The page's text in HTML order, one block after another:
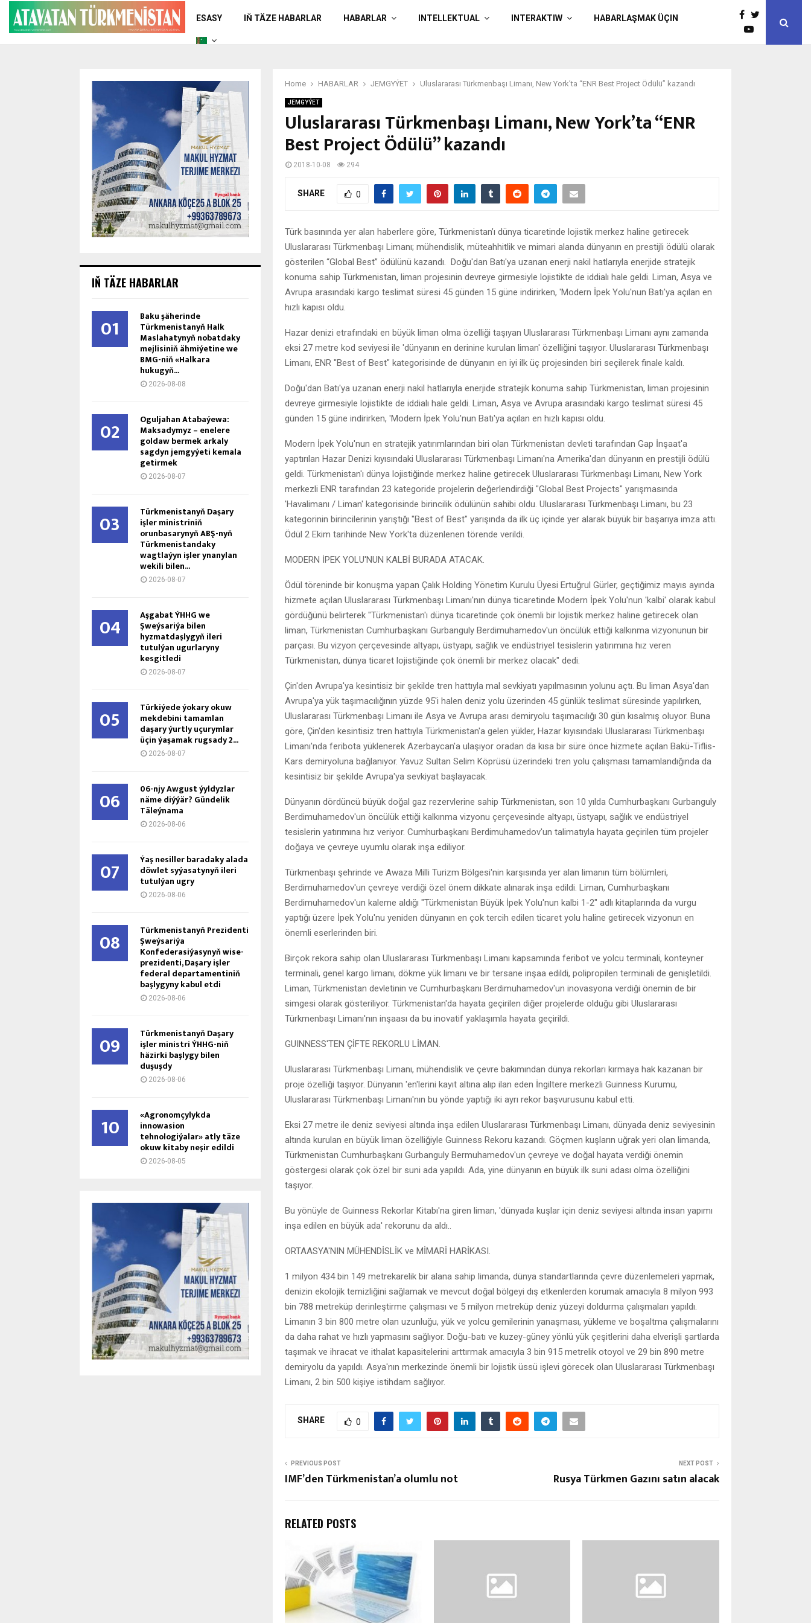
ESASY IŇ TÄZE HABARLAR HABARLAR INTELLEKTUAL INTERAKTIW HABARLAŞMAK ÜÇIN
Home HABARLAR JEMGYÝET Uluslararası Türkmenbaşı Limanı, New York’ta “ENR Best Project Ödülü” kazandı
JEMGYÝET
Uluslararası Türkmenbaşı Limanı, New York’ta “ENR
Best Project Ödülü” kazandı
2018-10-08 294
SHARE 0
Türk basınında yer alan haberlere göre, Türkmenistan’ı dünya ticaretinde lojistik merkez haline getirecek
Uluslararası Türkmenbaşı Limanı; mühendislik, müteahhitlik ve mimari alanda dünyanın en prestijli ödülü olarak
gösterilen “Global Best” ödülünü kazandı. Doğu'dan Batı'ya uzanan enerji nakil hatlarıyla enerjide stratejik
konuma sahip Türkmenistan, liman projesinin devreye girmesiyle lojistikte de iddialı hale geldi. Liman, Asya ve
Avrupa arasındaki kargo teslimat süresi 45 günden 15 güne indirirken, 'Modern İpek Yolu'nun Batı'ya açılan en
hızlı kapısı oldu.
Hazar denizi etrafındaki en büyük liman olma özelliği taşıyan Uluslararası Türkmenbaşı Limanı aynı zamanda
eksi 27 metre kod seviyesi ile 'dünyanın en derinine kurulan liman' özelliğini taşıyor. Uluslararası Türkmenbaşı
Limanı, ENR "Best of Best" kategorisinde de dünyanın en iyi ilk üç projesinden biri seçilerek finale kaldı.
Doğu'dan Batı'ya uzanan enerji nakil hatlarıyla enerjide stratejik konuma sahip Türkmenistan, liman projesinin
devreye girmesiyle lojistikte de iddialı hale geldi. Liman, Asya ve Avrupa arasındaki kargo teslimat süresi 45
günden 15 güne indirirken, 'Modern İpek Yolu'nun Batı'ya açılan en hızlı kapısı oldu.
Modern İpek Yolu'nun en stratejik yatırımlarından biri olan Türkmenistan devleti tarafından Gap İnşaat'a
yaptırılan Hazar Denizi kıyısındaki Uluslararası Türkmenbaşı Limanı'na Amerika'dan dünyanın en prestijli ödülü
geldi. Türkmenistan'ı dünya lojistiğinde merkez haline getirecek Uluslararası Türkmenbaşı Limanı, New York
merkezli ENR tarafından 23 kategoride projelerin değerlendirdiği "Global Best Projects" yarışmasında
'Havalimanı / Liman' kategorisinde birincilik ödülünün sahibi oldu. Uluslararası Türkmenbaşı Limanı, bu 23
kategorinin birincilerinin yarıştığı "Best of Best" yarışında da ilk üç içinde yer alarak büyük bir başarıya imza attı.
Ödül 2 Ekim tarihinde New York'ta düzenlenen törende verildi.
MODERN İPEK YOLU'NUN KALBİ BURADA ATACAK.
Ödül töreninde bir konuşma yapan Çalık Holding Yönetim Kurulu Üyesi Ertuğrul Gürler, geçtiğimiz mayıs ayında
hizmete açılan Uluslararası Türkmenbaşı Limanı'nın dünya ticaretinde Modern İpek Yolu'nun 'kalbi' olarak kabul
gördüğünü belirterek "Türkmenistan'ı dünya ticaretinde çok önemli bir lojistik merkez haline getirecek olan
liman, Türkmenistan Cumhurbaşkanı Gurbanguly Berdimuhamedov'un öncülük ettiği kalkınma vizyonunun bir
parçası. Bu vizyon çerçevesinde altyapı, üstyapı, sağlık ve endüstriyel tesislerin yatırımına hız veren
Türkmenistan, dünya ticaret lojistiğinde çok önemli bir merkez olacak" dedi.
Çin'den Avrupa'ya kesintisiz bir şekilde tren hattıyla mal sevkiyatı yapılmasının yolunu açtı. Bu liman Asya'dan
Avrupa'ya yük taşımacılığının yüzde 95'i halen deniz yolu üzerinden 45 günlük teslimat süresinde yapılırken,
Uluslararası Türkmenbaşı Limanı ile Asya ve Avrupa arası demiryolu taşımacılığı 30 gün kısalmış oluyor. Buna
göre, Çin'den kesintisiz tren hattıyla Türkmenistan'a gelen yükler, Hazar kıyısındaki Uluslararası Türkmenbaşı
Limanı'nda feribota yüklenerek Azerbaycan'a ulaşıyor oradan da kısa bir süre önce hizmete açılan Bakü-Tiflis-
Kars demiryoluna bağlanıyor. Yavuz Sultan Selim Köprüsü üzerindeki tren yolu çalışması tamamlandığında da
kesintisiz bir şekilde Avrupa'ya sevkiyat başlayacak.
Dünyanın dördüncü büyük doğal gaz rezervlerine sahip Türkmenistan, son 10 yılda Cumhurbaşkanı Gurbanguly
Berdimuhamedov'un öncülük ettiği kalkınma vizyonu çerçevesinde altyapı, üstyapı, sağlık ve endüstriyel
tesislerin yatırımına hız veriyor. Cumhurbaşkanı Berdimuhamedov'un talimatıyla hayata geçirilen tüm projeler
doğaya ve çevreye uyumlu olarak inşa ediliyor.
Türkmenbaşı şehrinde ve Awaza Milli Turizm Bölgesi'nin karşısında yer alan limanın tüm bölümleri,
Berdimuhamedov'un çevreye verdiği özel önem dikkate alınarak inşa edildi. Liman, Cumhurbaşkanı
Berdimuhamedov'un kaleme aldığı "Türkmenistan Büyük İpek Yolu'nun kalbi 1-2" adlı kitaplarında da vurgu
yaptığı üzere İpek Yolu'nu yeniden dünyanın en çok tercih edilen ticaret yolu haline getirecek vizyonun en
önemli eserlerinden biri.
Birçok rekora sahip olan Uluslararası Türkmenbaşı Limanı kapsamında feribot ve yolcu terminali, konteyner
terminali, genel kargo limanı, dökme yük limanı ve bir tersane inşaa edildi, polipropilen terminali de genişletildi.
Liman, Türkmenistan devletinin ve Cumhurbaşkanı Berdimuhamedov'un inovasyona verdiği önemin de bir
simgesi olarak gösteriliyor. Türkmenistan'da hayata geçirilen diğer projelerde olduğu gibi Uluslararası
Türkmenbaşı Limanı'nın inşaası da bu inovatif yaklaşımla hayata geçirildi.
GUINNESS'TEN ÇİFTE REKORLU LİMAN.
Uluslararası Türkmenbaşı Limanı, mühendislik ve çevre bakımından dünya rekorları kırmaya hak kazanan bir
proje özelliği taşıyor. Dünyanın 'en'lerini kayıt altına alıp ilan eden İngiltere merkezli Guinness Kurumu,
Uluslararası Türkmenbaşı Limanı'nın bu yönde yaptığı iki ayrı rekor başvurusunu kabul etti.
Eksi 27 metre ile deniz seviyesi altında inşa edilen Uluslararası Türkmenbaşı Limanı, dünyada deniz seviyesinin
altında kurulan en büyük liman özelliğiyle Guinness Rekoru kazandı. Göçmen kuşların uğrak yeri olan limanda,
Türkmenistan Cumhurbaşkanı Gurbanguly Bermuhamedov'un çevreye ve doğal hayata verdiği önemin
göstergesi olarak çok özel bir suni ada yapıldı. Ada, yine dünyanın en büyük ilk suni adası olma özelliğini
taşıyor.
Bu yönüyle de Guinness Rekorlar Kitabı'na giren liman, 'dünyada kuşlar için deniz seviyesi altında insan yapımı
inşa edilen en büyük ada' rekorunu da aldı..
ORTAASYA'NIN MÜHENDİSLİK ve MİMARİ HARİKASI.
1 milyon 434 bin 149 metrekarelik bir alana sahip limanda, dünya standartlarında çevre düzenlemeleri yapmak,
denizin ekolojik temizliğini sağlamak ve mevcut doğal bölgeyi dış etkenlerden korumak amacıyla 8 milyon 993
bin 788 metreküp derinleştirme çalışması ve 5 milyon metreküp deniz yüzeyi doldurma çalışmaları yapıldı.
Limanın 3 bin 800 metre olan uzunluğu, yük ve yolcu gemilerinin yanaşması, yükleme ve boşaltma çalışmalarını
da daha rahat ve hızlı yapmasını sağlıyor. Doğu-batı ve kuzey-güney yönlü yük çeşitlerini daha elverişli şartlarda
taşımak ve ihracat ve ithalat kapasitelerini arttırmak amacıyla 3 bin 915 metrelik otoyol ve 29 bin 890 metre
demiryolu da yapıldı. Asya'nın merkezinde önemli bir lojistik üssü işlevi görecek olan Uluslararası Türkmenbaşı
Limanı, 2 bin 500 kişiye istihdam sağlıyor.
SHARE 0
PREVIOUS POST
IMF’den Türkmenistan’a olumlu not
NEXT POST
Rusya Türkmen Gazını satın alacak
RELATED POSTS
IŇ TÄZE HABARLAR
01 Baku şäherinde
Türkmenistanyň Halk
Maslahatynyň nobatdaky
mejlisiniň ähmiýetine we
BMG-niň «Halkara
hukugyň...
2026-08-08
02 Oguljahan Atabaýewa:
Maksadymyz – enelere
goldaw bermek arkaly
sagdyn jemgyýeti kemala
getirmek
2026-08-07
03 Türkmenistanyň Daşary
işler ministriniň
orunbasarynyň ABŞ-nyň
Türkmenistandaky
wagtlaýyn işler ynanylan
wekili bilen...
2026-08-07
04 Aşgabat ÝHHG we
Şweýsariýa bilen
hyzmatdaşlygyň ileri
tutulýan ugurlaryny
kesgitledi
2026-08-07
05 Türkiýede ýokary okuw
mekdebini tamamlan
daşary ýurtly uçurymlar
üçin ýaşamak rugsady 2...
2026-08-07
06 06-njy Awgust ýyldyzlar
näme diýýär? Gündelik
Täleýnama
2026-08-06
07 Ýaş ne­sil­ler ba­ra­da­ky ala­da
döw­let sy­ýa­sa­ty­nyň ile­ri
tu­tul­ýan ug­ry
2026-08-06
08 Türkmenistanyň Prezidenti
Şweýsariýa
Konfederasiýasynyň wise-
prezidenti, Daşary işler
federal departamentiniň
başlygyny kabul etdi
2026-08-06
09 Türkmenistanyň Daşary
işler ministri ÝHHG-niň
häzirki başlygy bilen
duşuşdy
2026-08-06
10 «Agronomçylykda
innowasion
tehnologiýalar» atly täze
okuw kitaby neşir edildi
2026-08-05